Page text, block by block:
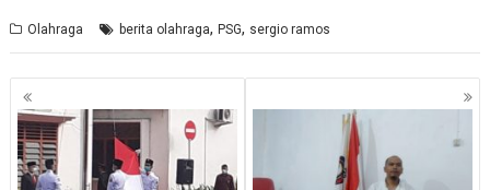
Olahraga berita olahraga,PSG, sergio ramos
Navigasi
pos